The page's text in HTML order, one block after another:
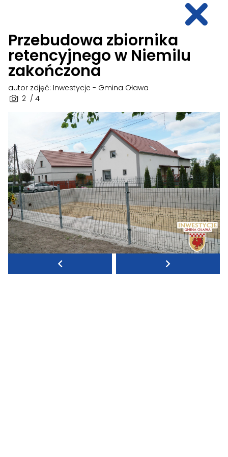
Przebudowa zbiornika
retencyjnego w Niemilu
zakończona
2 / 4
autor zdjęć: Inwestycje - Gmina Oława